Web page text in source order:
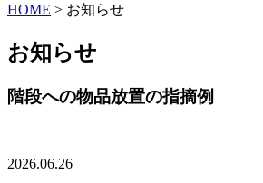
HOME > お知らせ
お知らせ
階段への物品放置の指摘例
2026.06.26